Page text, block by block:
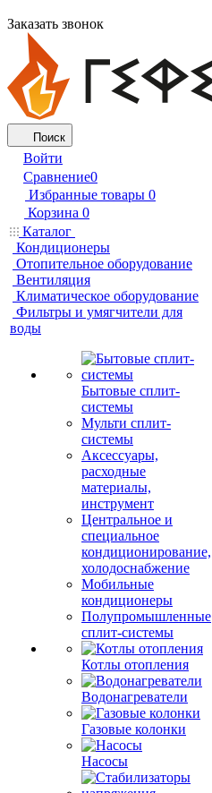
Заказать звонок
Поиск
Войти
Сравнение0
Избранные товары 0
Корзина 0
Каталог
Кондиционеры
Отопительное оборудование
Вентиляция
Климатическое оборудование
Фильтры и умягчители для
воды
Бытовые сплит-
системы
Мульти сплит-
системы
Аксессуары,
расходные
материалы,
инструмент
Центральное и
специальное
кондиционирование,
холодоснабжение
Мобильные
кондиционеры
Полупромышленные
сплит-системы
Котлы отопления
Водонагреватели
Газовые колонки
Насосы